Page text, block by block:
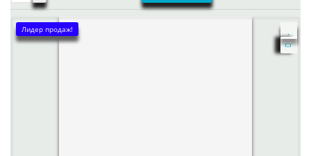
Лидер продаж!